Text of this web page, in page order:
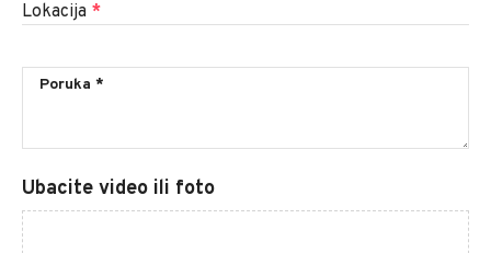
Lokacija *
Ubacite video ili foto